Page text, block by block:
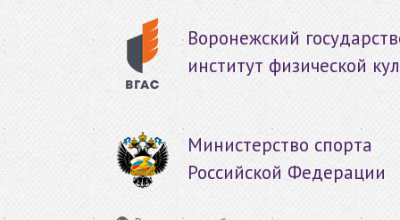
Воронежский
институт физической
Министерство спорта
Российской Федерации